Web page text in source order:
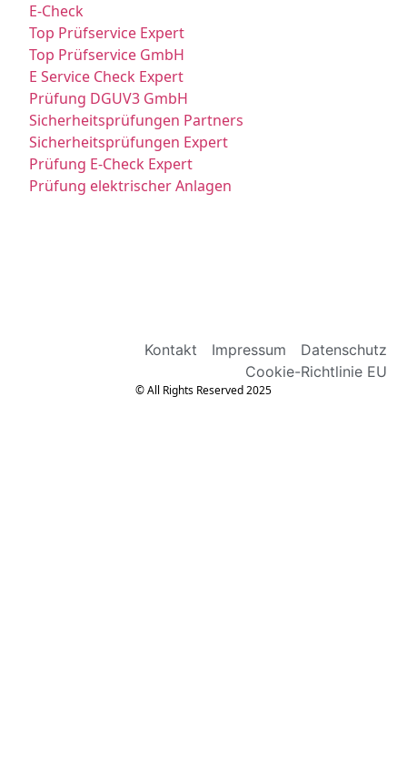
E-Check
Top Prüfservice Expert
Top Prüfservice GmbH
E Service Check Expert
Prüfung DGUV3 GmbH
Sicherheitsprüfungen Partners
Sicherheitsprüfungen Expert
Prüfung E-Check Expert
Prüfung elektrischer Anlagen
Kontakt Impressum
Datenschutz
Cookie-Richtlinie EU
© All Rights Reserved 2025